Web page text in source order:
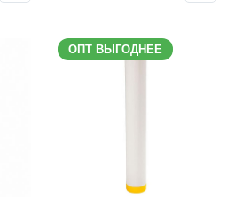
ОПТ ВЫГОДНЕЕ